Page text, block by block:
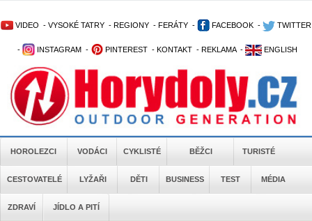
VIDEO - VYSOKÉ TATRY - REGIONY - FERÁTY - FACEBOOK - TWITTER
- INSTAGRAM - PINTEREST - KONTAKT - REKLAMA - ENGLISH
HOROLEZCI VODÁCI CYKLISTÉ BĚŽCI TURISTÉ
CESTOVATELÉ LYŽAŘI DĚTI BUSINESS TEST MÉDIA
ZDRAVÍ JÍDLO A PITÍ